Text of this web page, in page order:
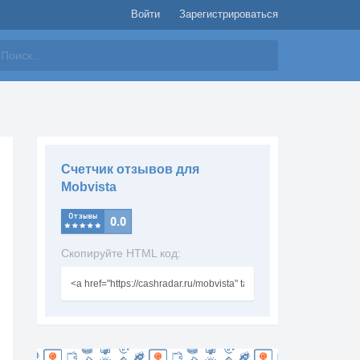
Войти Зарегистрироваться
Счетчик отзывов для
Mobvista
Скопируйте HTML код: